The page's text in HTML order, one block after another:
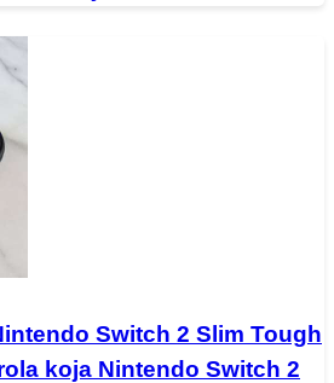
Switch 2 Slim Tough
koja Nintendo Switch 2